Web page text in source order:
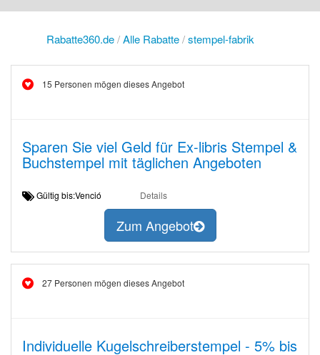
Rabatte360.de/Alle Rabatte/stempel-fabrik
15 Personen mögen dieses Angebot
Sparen Sie viel Geld für Ex-libris Stempel &
Buchstempel mit täglichen Angeboten
Gültig bis:Venció Details
Zum Angebot
27 Personen mögen dieses Angebot
Individuelle Kugelschreiberstempel - 5% bis